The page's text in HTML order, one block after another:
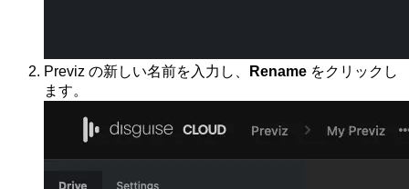
Previz の新しい名前を入力し、 Rename をクリックし
ます。